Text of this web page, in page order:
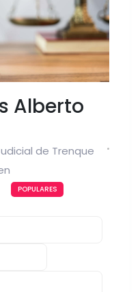
Alberto
de Trenque
POPULARES